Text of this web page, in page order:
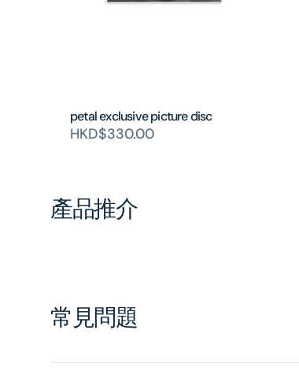
petal exclusive picture disc
HKD$330.00
產品推介
常見問題